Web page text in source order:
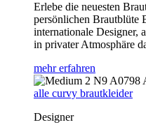
Erlebe die neuesten
persönlichen Brautblüte
internationale Designer,
in privater Atmosphäre
mehr erfahren
alle curvy brautkleider
Designer